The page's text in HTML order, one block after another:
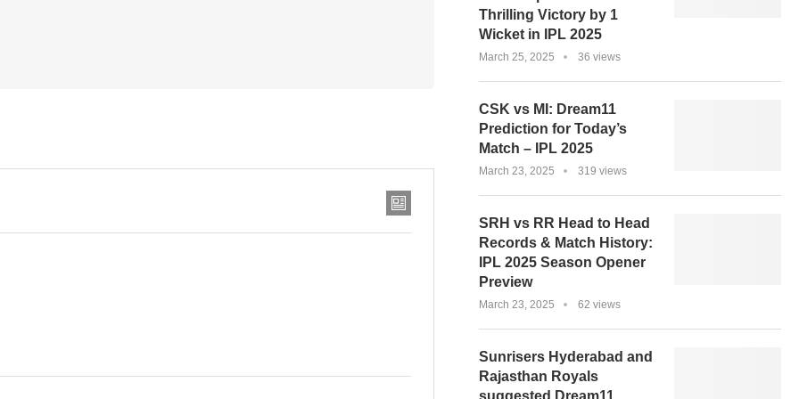
Thrilling Victory by 1
Wicket in IPL 2025
March 25, 2025 36 views
CSK vs MI: Dream11
Prediction for Today’s
Match – IPL 2025
March 23, 2025 319 views
SRH vs RR Head to Head
Records & Match History:
IPL 2025 Season Opener
Preview
March 23, 2025 62 views
Sunrisers Hyderabad and
Rajasthan Royals
suggested Dream11